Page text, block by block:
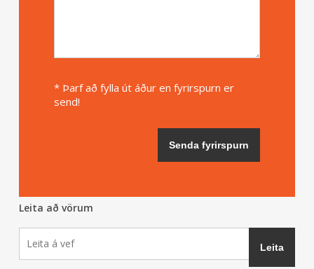
* Þarf að fylla út áður en fyrirspurn er
send!
Leita að vörum